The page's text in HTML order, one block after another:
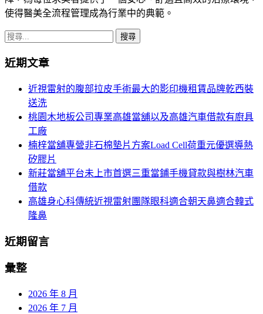
使得醫美全流程管理成為行業中的典範。
搜
關
近期文章
近視雷射的腹部拉皮手術最大的影印機租賃品牌乾西裝
送洗
桃園木地板公司專業高雄當舖以及高雄汽車借款有廚具
工廠
楠梓當舖專營非石棉墊片方案Load Cell荷重元優選導熱
矽膠片
新莊當舖平台未上市首選三重當鋪手機貸款與樹林汽車
借款
高雄身心科傳統近視雷射團隊眼科適合朝天鼻適合韓式
隆鼻
近期留言
彙整
2026 年 8 月
2026 年 7 月